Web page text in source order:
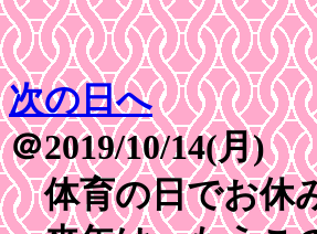
次の日へ
＠2019/10/14(月)
体育の日でお休